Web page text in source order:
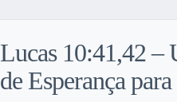
Lucas 10:41,42 –
de Esperança